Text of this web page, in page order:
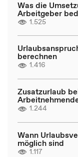
Was die
Arbeitgeber
1.525
berechnen
1.416
Zusatzurlaub
1.244
Wann
möglich sind
1.117